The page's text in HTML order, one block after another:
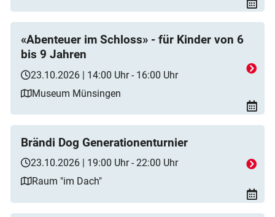
«Abenteuer im Schloss» - für Kinder von 6
bis 9 Jahren
23.10.2026 | 14:00 Uhr - 16:00 Uhr
Museum Münsingen
Brändi Dog Generationenturnier
23.10.2026 | 19:00 Uhr - 22:00 Uhr
Raum "im Dach"